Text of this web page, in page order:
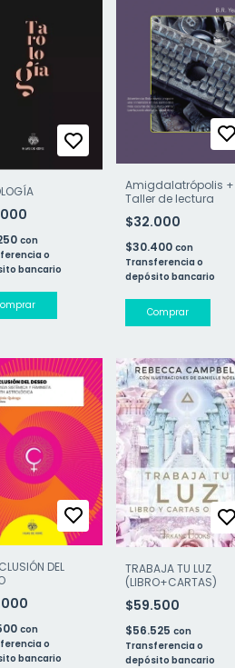
con
o
bancario
Amigdalatrópolis +
Taller de lectura
$32.000
$30.400 con
Transferencia o
depósito bancario
DEL
con
o
bancario
TRABAJA TU LUZ
(LIBRO+CARTAS)
$59.500
$56.525 con
Transferencia o
depósito bancario